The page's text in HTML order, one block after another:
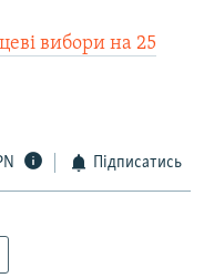
вибори на 25
Підписатись